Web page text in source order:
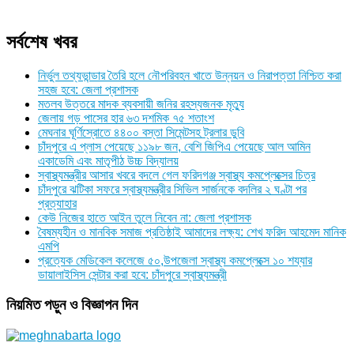
সর্বশেষ খবর
নির্ভুল তথ্যভান্ডার তৈরি হলে নৌপরিবহন খাতে উন্নয়ন ও নিরাপত্তা নিশ্চিত করা
সহজ হবে: জেলা প্রশাসক
মতলব উত্তরে মাদক ব্যবসায়ী জনির রহস্যজনক মৃত্যু
জেলায় গড় পাসের হার ৬৩ দশমিক ৭৫ শতাংশ
মেঘনার ঘূর্ণিস্রোতে ৪৪০০ বস্তা সিমেন্টসহ ট্রলার ডুবি
চাঁদপুরে এ প্লাস পেয়েছে ১১৯৮ জন, বেশি জিপিএ পেয়েছে আল আমিন
একাডেমি এবং মাতৃপীঠ উচ্চ বিদ্যালয়
স্বাস্থ্যমন্ত্রীর আসার খবরে বদলে গেল ফরিদগঞ্জ স্বাস্থ্য কমপ্লেক্সের চিত্র
চাঁদপুরে ঝটিকা সফরে স্বাস্থ্যমন্ত্রীর সিভিল সার্জনকে বদলির ২ ঘণ্টা পর
প্রত্যাহার
কেউ নিজের হাতে আইন তুলে নিবেন না: জেলা প্রশাসক
বৈষম্যহীন ও মানবিক সমাজ প্রতিষ্ঠাই আমাদের লক্ষ্য: শেখ ফরিদ আহমেদ মানিক
এমপি
প্রত্যেক মেডিকেল কলেজে ৫০,উপজেলা স্বাস্থ্য কমপ্লেক্সে ১০ শয্যার
ডায়ালাইসিস সেন্টার করা হবে: চাঁদপুরে স্বাস্থ্যমন্ত্রী
নিয়মিত পড়ুন ও বিজ্ঞাপন দিন